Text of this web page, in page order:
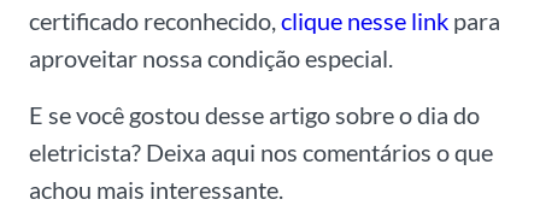
certificado reconhecido,clique nesse link para
aproveitar nossa condição especial.
E se você gostou desse artigo sobre o dia do
eletricista? Deixa aqui nos comentários o que
achou mais interessante.